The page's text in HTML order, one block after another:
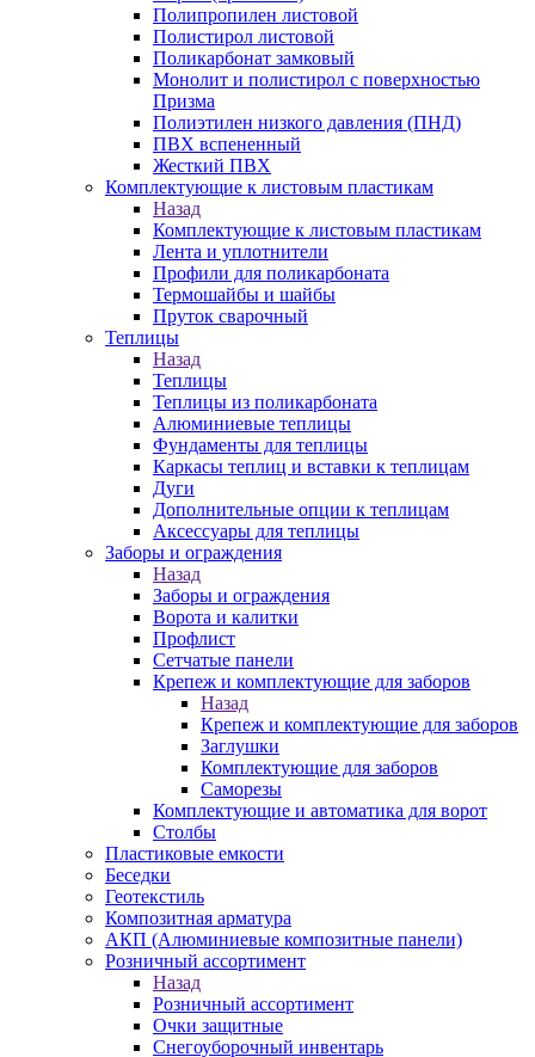
Полипропилен листовой
Полистирол листовой
Поликарбонат замковый
Монолит и полистирол с поверхностью
Призма
Полиэтилен низкого давления (ПНД)
ПВХ вспененный
Жесткий ПВХ
Комплектующие к листовым пластикам
Назад
Комплектующие к листовым пластикам
Лента и уплотнители
Профили для поликарбоната
Термошайбы и шайбы
Пруток сварочный
Теплицы
Назад
Теплицы
Теплицы из поликарбоната
Алюминиевые теплицы
Фундаменты для теплицы
Каркасы теплиц и вставки к теплицам
Дуги
Дополнительные опции к теплицам
Аксессуары для теплицы
Заборы и ограждения
Назад
Заборы и ограждения
Ворота и калитки
Профлист
Сетчатые панели
Крепеж и комплектующие для заборов
Назад
Крепеж и комплектующие для заборов
Заглушки
Комплектующие для заборов
Саморезы
Комплектующие и автоматика для ворот
Столбы
Пластиковые емкости
Беседки
Геотекстиль
Композитная арматура
АКП (Алюминиевые композитные панели)
Розничный ассортимент
Назад
Розничный ассортимент
Очки защитные
Снегоуборочный инвентарь